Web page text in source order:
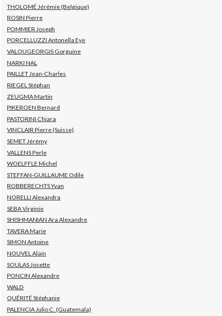
THOLOMÉ Jérémie (Belgique)
ROSIN Pierre
POMMIER Joseph
PORCELLUZZI Antonella Eye
VALOUGEORGIS Gorguine
NARKI NAL
PAILLET Jean-Charles
RIEGEL Stéphan
ZEUGMA Martin
PIKEROEN Bernard
PASTORINI Chiara
VINCLAIR Pierre (Suisse)
SEMET Jérémy
VALLENS Perle
WOELFFLE Michel
STEFFAN-GUILLAUME Odile
ROBBERECHTS Yvan
NORELLI Alexandra
SEBA Virginie
SHISHMANIAN Ara Alexandre
TAVERA Marie
SIMON Antoine
NOUVEL Alain
SOULAS Josette
PONCIN Alexandre
WALD
QUÉRITÉ Stéphanie
PALENCIA Julio C. (Guatemala)